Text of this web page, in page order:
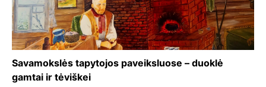
Savamokslės tapytojos paveiksluose – duoklė
gamtai ir tėviškei